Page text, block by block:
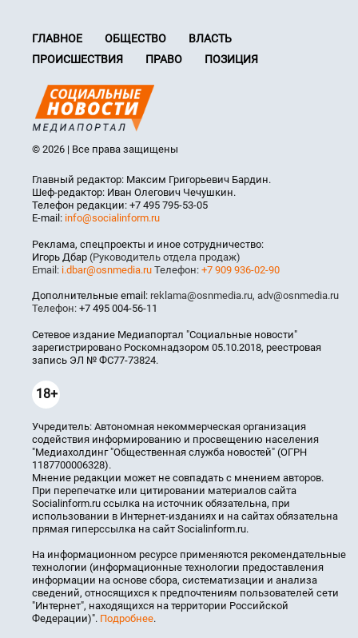
ГЛАВНОЕ ОБЩЕСТВО
ВЛАСТЬ
ПРОИСШЕСТВИЯ
ПРАВО ПОЗИЦИЯ
© 2026 | Все права защищены
Главный редактор: Максим Григорьевич Бардин.
Шеф-редактор: Иван Олегович Чечушкин.
Телефон редакции: +7 495 795-53-05
E-mail: info@socialinform.ru
Реклама, спецпроекты и иное сотрудничество:
Игорь Дбар (Руководитель отдела продаж)
Email: i.dbar@osnmedia.ru Телефон: +7 909 936-02-90
Дополнительные email: reklama@osnmedia.ru, adv@osnmedia.ru
Телефон: +7 495 004-56-11
Сетевое издание Медиапортал "Социальные новости"
зарегистрировано Роскомнадзором 05.10.2018, реестровая
запись ЭЛ № ФС77-73824.
18+
Учредитель: Автономная некоммерческая организация
содействия информированию и просвещению населения
"Медиахолдинг "Общественная служба новостей" (ОГРН
1187700006328).
Мнение редакции может не совпадать с мнением авторов.
При перепечатке или цитировании материалов сайта
Socialinform.ru ссылка на источник обязательна, при
использовании в Интернет-изданиях и на сайтах обязательна
прямая гиперссылка на сайт Socialinform.ru.
На информационном ресурсе применяются рекомендательные
технологии (информационные технологии предоставления
информации на основе сбора, систематизации и анализа
сведений, относящихся к предпочтениям пользователей сети
"Интернет", находящихся на территории Российской
Федерации)". Подробнее.